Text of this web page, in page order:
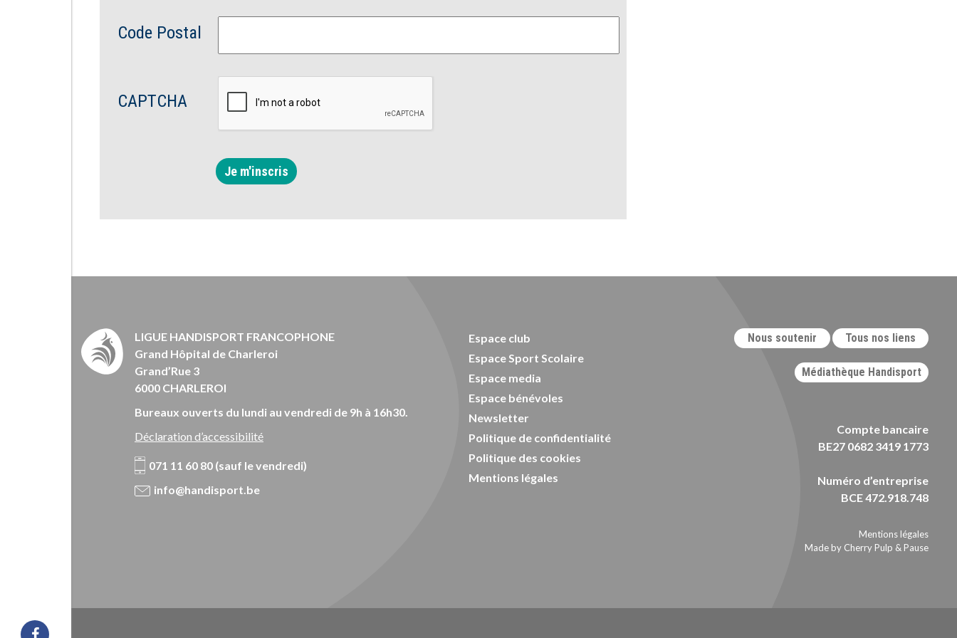
Code Postal
CAPTCHA
Je m'inscris
LIGUE HANDISPORT FRANCOPHONE
Grand Hôpital de Charleroi
Grand’Rue 3
6000 CHARLEROI
Bureaux ouverts du lundi au vendredi de 9h à 16h30.
Déclaration d’accessibilité
071 11 60 80 (sauf le vendredi)
info@handisport.be
Espace club
Espace Sport Scolaire
Espace media
Espace bénévoles
Newsletter
Politique de confidentialité
Politique des cookies
Mentions légales
Nous soutenir Tous nos liens
Médiathèque Handisport
Compte bancaire
BE27 0682 3419 1773
Numéro d’entreprise
BCE 472.918.748
Mentions légales
Made by Cherry Pulp & Pause